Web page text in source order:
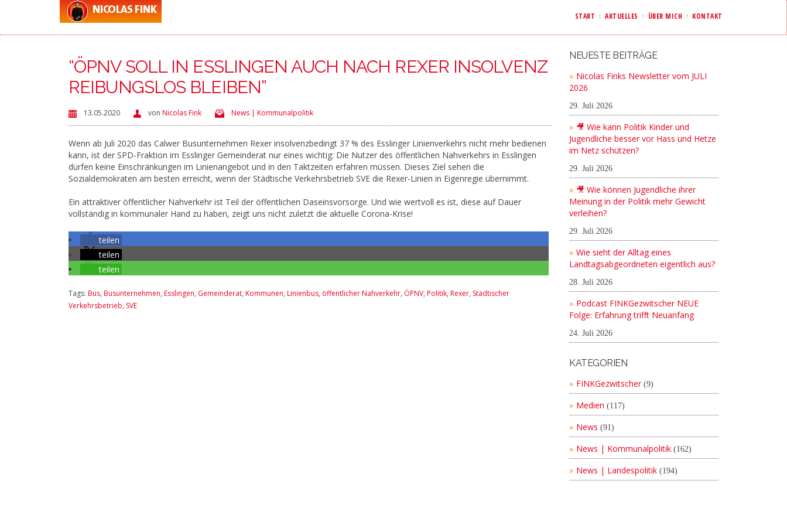
START AKTUELLES ÜBER MICH KONTAKT
“ÖPNV SOLL IN ESSLINGEN AUCH NACH REXER INSOLVENZ
REIBUNGSLOS BLEIBEN”
13.05.2020 von Nicolas Fink News | Kommunalpolitik
Wenn ab Juli 2020 das Calwer Busunternehmen Rexer insolvenzbedingt 37 % des Esslinger Linienverkehrs nicht mehr bedienen
kann, ist der SPD-Fraktion im Esslinger Gemeinderat nur eines wichtig: Die Nutzer des öffentlichen Nahverkehrs in Esslingen
dürfen keine Einschränkungen im Linienangebot und in den Taktzeiten erfahren müssen. Dieses Ziel sehen die
Sozialdemokraten am besten erreicht, wenn der Städtische Verkehrsbetrieb SVE die Rexer-Linien in Eigenregie übernimmt.
Ein attraktiver öffentlicher Nahverkehr ist Teil der öffentlichen Daseinsvorsorge. Und wie wertvoll es ist, diese auf Dauer
vollständig in kommunaler Hand zu haben, zeigt uns nicht zuletzt die aktuelle Corona-Krise!
teilen
teilen
teilen
Tags: Bus, Busunternehmen, Esslingen, Gemeinderat, Kommunen, Linienbus, öffentlicher Nahverkehr, ÖPNV, Politik, Rexer, Städtischer
Verkehrsbetrieb, SVE
NEUESTE BEITRÄGE
Nicolas Finks Newsletter vom JULI
2026
29. Juli 2026
🎥 Wie kann Politik Kinder und
Jugendliche besser vor Hass und Hetze
im Netz schützen?
29. Juli 2026
🎥 Wie können Jugendliche ihrer
Meinung in der Politik mehr Gewicht
verleihen?
29. Juli 2026
Wie sieht der Alltag eines
Landtagsabgeordneten eigentlich aus?
28. Juli 2026
Podcast FINKGezwitscher NEUE
Folge: Erfahrung trifft Neuanfang
24. Juli 2026
KATEGORIEN
FINKGezwitscher(9)
Medien (117)
News (91)
News | Kommunalpolitik (162)
News | Landespolitik (194)